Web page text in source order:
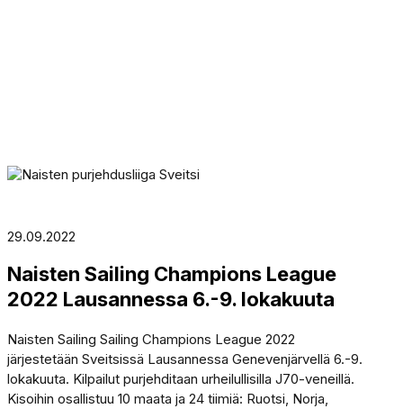
29.09.2022
Naisten Sailing Champions League
2022 Lausannessa 6.-9. lokakuuta
Naisten Sailing Sailing Champions League 2022
järjestetään Sveitsissä Lausannessa Genevenjärvellä 6.-9.
lokakuuta. Kilpailut purjehditaan urheilullisilla J70-veneillä.
Kisoihin osallistuu 10 maata ja 24 tiimiä: Ruotsi, Norja,